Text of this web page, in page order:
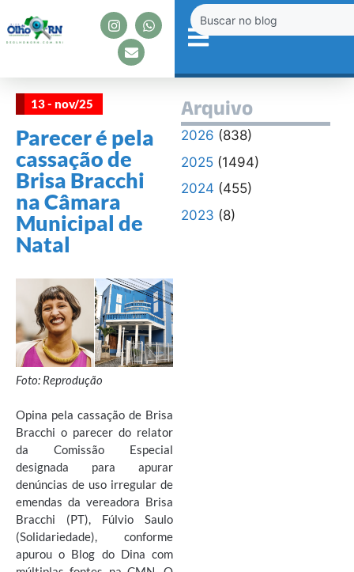
13 - nov/25
Parecer é pela
cassação de
Brisa Bracchi
na Câmara
Municipal de
Natal
Foto: Reprodução
Opina pela cassação de Brisa
Bracchi o parecer do relator
da Comissão Especial
designada para apurar
denúncias de uso irregular de
emendas da vereadora Brisa
Bracchi (PT), Fúlvio Saulo
(Solidariedade), conforme
apurou o Blog do Dina com
Arquivo
2026 (838)
2025(1494)
2024 (455)
2023 (8)